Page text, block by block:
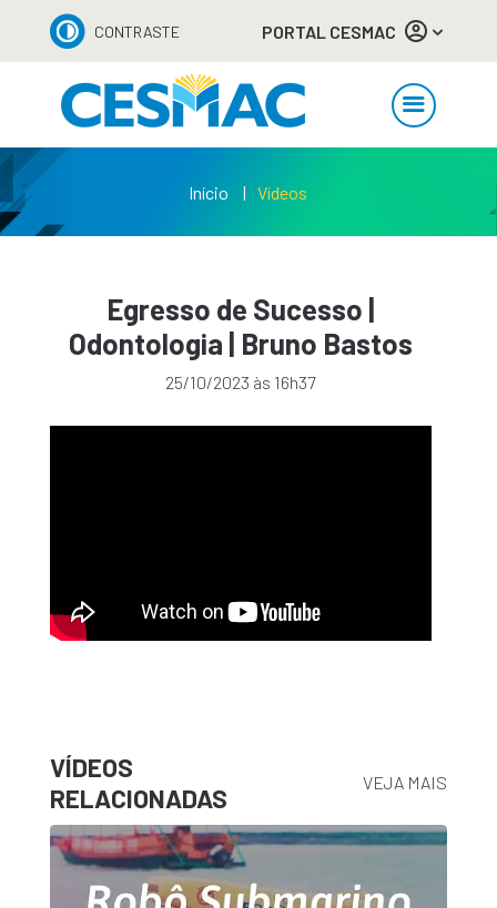
CONTRASTE PORTAL CESMAC
Início Vídeos
Egresso de Sucesso |
Odontologia | Bruno Bastos
25/10/2023 às 16h37
VÍDEOS
RELACIONADAS
VEJA MAIS